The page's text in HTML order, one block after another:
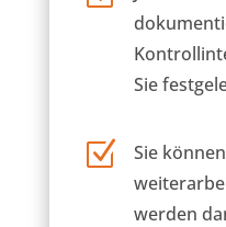
Sie
Z
Sie
werden